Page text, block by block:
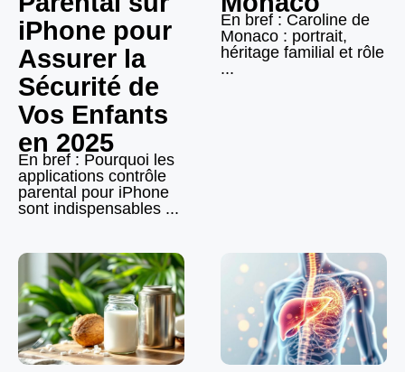
iPhone pour
Assurer la
Sécurité de
Vos Enfants
en 2025
En bref : Pourquoi les
applications contrôle
parental pour iPhone
sont indispensables ...
En bref : Caroline de
Monaco : portrait,
héritage familial et rôle
...